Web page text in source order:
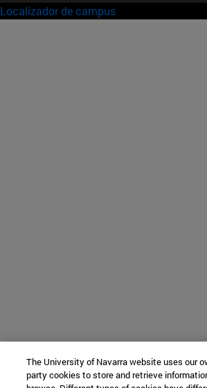
Localizador de campus
The University of Navarra website uses our
party cookies to store and retrieve